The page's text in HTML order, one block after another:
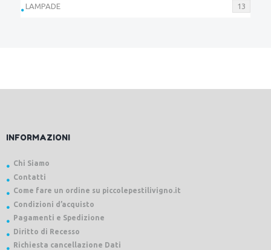
LAMPADE 13
INFORMAZIONI
Chi Siamo
Contatti
Come fare un ordine su piccolepestilivigno.it
Condizioni d’acquisto
Pagamenti e Spedizione
Diritto di Recesso
Richiesta cancellazione Dati